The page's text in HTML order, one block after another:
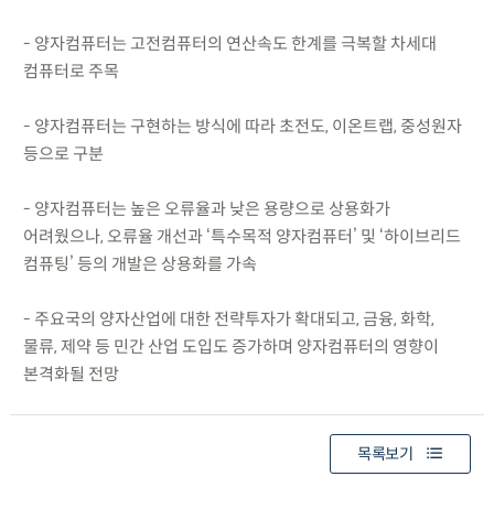
- 양자컴퓨터는 고전컴퓨터의 연산속도 한계를 극복할 차세대
컴퓨터로 주목
- 양자컴퓨터는 구현하는 방식에 따라 초전도, 이온트랩, 중성원자
등으로 구분
- 양자컴퓨터는 높은 오류율과 낮은 용량으로 상용화가
어려웠으나, 오류율 개선과 ‘특수목적 양자컴퓨터’ 및 ‘하이브리드
컴퓨팅’ 등의 개발은 상용화를 가속
- 주요국의 양자산업에 대한 전략투자가 확대되고, 금융, 화학,
물류, 제약 등 민간 산업 도입도 증가하며 양자컴퓨터의 영향이
본격화될 전망
목록보기